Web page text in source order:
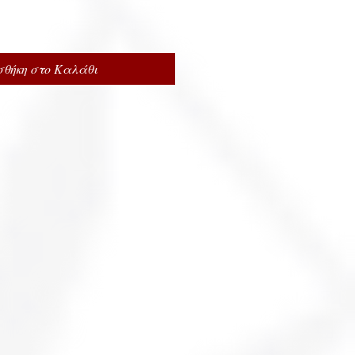
στο Καλάθι